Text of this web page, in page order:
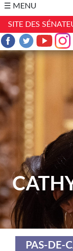
☰ MENU
SITE DES
PAS-DE-